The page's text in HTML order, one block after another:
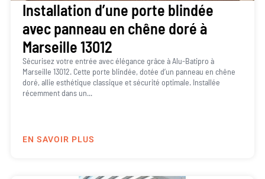
Installation d’une porte blindée
avec panneau en chêne doré à
Marseille 13012
Sécurisez votre entrée avec élégance grâce à Alu-Batipro à
Marseille 13012. Cette porte blindée, dotée d’un panneau en chêne
doré, allie esthétique classique et sécurité optimale. Installée
récemment dans un...
EN SAVOIR PLUS